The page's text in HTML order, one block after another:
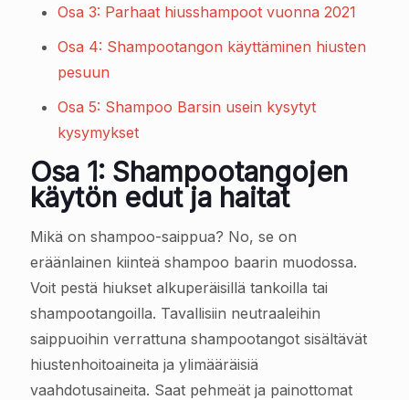
Osa 3: Parhaat hiusshampoot vuonna 2021
Osa 4: Shampootangon käyttäminen hiusten
pesuun
Osa 5: Shampoo Barsin usein kysytyt
kysymykset
Osa 1: Shampootangojen
käytön edut ja haitat
Mikä on shampoo-saippua? No, se on
eräänlainen kiinteä shampoo baarin muodossa.
Voit pestä hiukset alkuperäisillä tankoilla tai
shampootangoilla. Tavallisiin neutraaleihin
saippuoihin verrattuna shampootangot sisältävät
hiustenhoitoaineita ja ylimääräisiä
vaahdotusaineita. Saat pehmeät ja painottomat